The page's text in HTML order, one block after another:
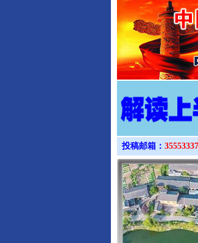
投稿邮箱：